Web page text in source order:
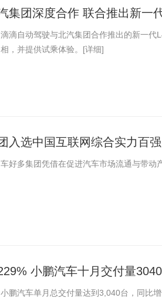
集团深度合作 联合推出新一
滴滴自动驾驶与北汽集团合作推出的新一
相，并提供试乘体验。 [详细]
入选中国互联网综合实力百
车好多集团凭借在促进汽车市场流通与带动
小鹏汽车十月交付量
小鹏汽车单月总交付量达到3,040台，同比